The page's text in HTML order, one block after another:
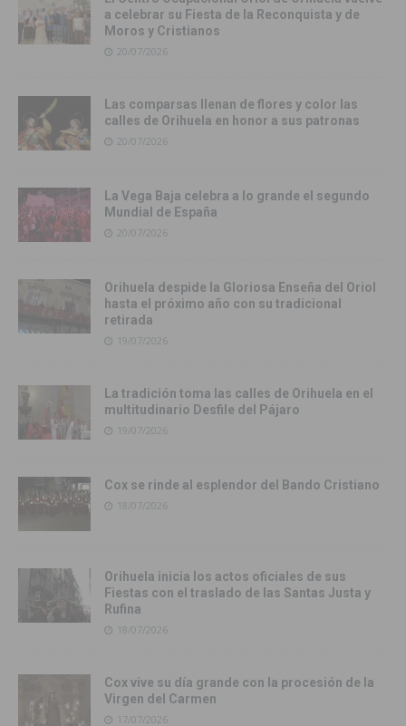
a celebrar su Fiesta de la Reconquista y de
Moros y Cristianos
20/07/2026
Las comparsas llenan de flores y color las
calles de Orihuela en honor a sus patronas
20/07/2026
La Vega Baja celebra a lo grande el segundo
Mundial de España
20/07/2026
Orihuela despide la Gloriosa Enseña del Oriol
hasta el próximo año con su tradicional
retirada
19/07/2026
La tradición toma las calles de Orihuela en el
multitudinario Desfile del Pájaro
19/07/2026
Cox se rinde al esplendor del Bando Cristiano
18/07/2026
Orihuela inicia los actos oficiales de sus
Fiestas con el traslado de las Santas Justa y
Rufina
18/07/2026
Cox vive su día grande con la procesión de la
Virgen del Carmen
17/07/2026